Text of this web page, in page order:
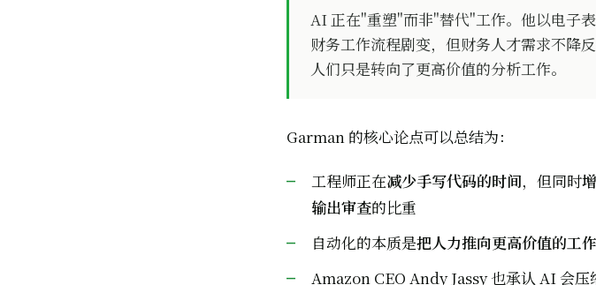
AI 正在"重塑"而非"替代"工作。他以电子
财务工作流程剧变，但财务人才需求不降反
人们只是转向了更高价值的分析工作。
Garman 的核心论点可以总结为：
工程师正在减少手写代码的时间，但同时
输出审查的比重
自动化的本质是把人力推向更高价值的工作
Amazon CEO Andy Jassy 也承认 AI 会